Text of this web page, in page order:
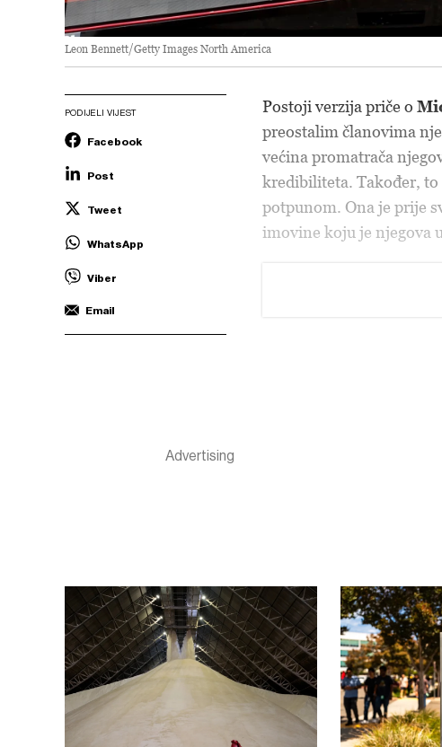
Leon Bennett/Getty Images North America
PODIJELI VIJEST
Facebook
Post
Tweet
WhatsApp
Viber
Email
Postoji verzija priče o
preostalim članovima
većina promatrača
kredibiliteta. Također,
potpunom. Ona je prije
imovine koju je njegova